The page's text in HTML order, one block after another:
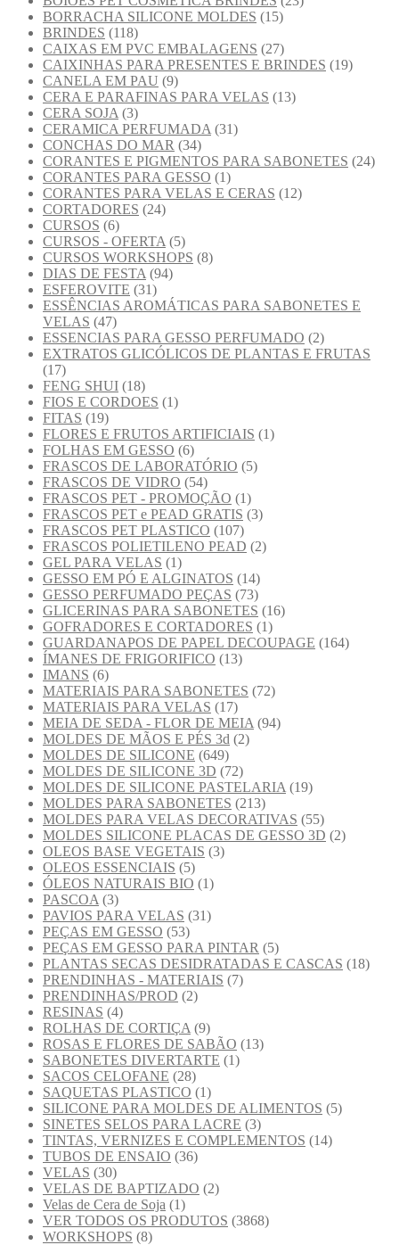
BORRACHA SILICONE MOLDES (15)
BRINDES (118)
CAIXAS EM PVC EMBALAGENS (27)
CAIXINHAS PARA PRESENTES E BRINDES (19)
CANELA EM PAU (9)
CERA E PARAFINAS PARA VELAS (13)
CERA SOJA (3)
CERAMICA PERFUMADA (31)
CONCHAS DO MAR (34)
CORANTES E PIGMENTOS PARA SABONETES (24)
CORANTES PARA GESSO (1)
CORANTES PARA VELAS E CERAS (12)
CORTADORES (24)
CURSOS (6)
CURSOS - OFERTA (5)
CURSOS WORKSHOPS (8)
DIAS DE FESTA (94)
ESFEROVITE (31)
ESSÊNCIAS AROMÁTICAS PARA SABONETES E
VELAS (47)
ESSENCIAS PARA GESSO PERFUMADO (2)
EXTRATOS GLICÓLICOS DE PLANTAS E FRUTAS
(17)
FENG SHUI (18)
FIOS E CORDOES (1)
FITAS (19)
FLORES E FRUTOS ARTIFICIAIS (1)
FOLHAS EM GESSO (6)
FRASCOS DE LABORATÓRIO (5)
FRASCOS DE VIDRO (54)
FRASCOS PET - PROMOÇÃO (1)
FRASCOS PET e PEAD GRATIS (3)
FRASCOS PET PLASTICO (107)
FRASCOS POLIETILENO PEAD (2)
GEL PARA VELAS (1)
GESSO EM PÓ E ALGINATOS (14)
GESSO PERFUMADO PEÇAS (73)
GLICERINAS PARA SABONETES (16)
GOFRADORES E CORTADORES (1)
GUARDANAPOS DE PAPEL DECOUPAGE (164)
ÍMANES DE FRIGORIFICO (13)
IMANS (6)
MATERIAIS PARA SABONETES (72)
MATERIAIS PARA VELAS (17)
MEIA DE SEDA - FLOR DE MEIA (94)
MOLDES DE MÃOS E PÉS 3d (2)
MOLDES DE SILICONE (649)
MOLDES DE SILICONE 3D (72)
MOLDES DE SILICONE PASTELARIA (19)
MOLDES PARA SABONETES (213)
MOLDES PARA VELAS DECORATIVAS (55)
MOLDES SILICONE PLACAS DE GESSO 3D (2)
OLEOS BASE VEGETAIS (3)
OLEOS ESSENCIAIS (5)
ÓLEOS NATURAIS BIO (1)
PASCOA (3)
PAVIOS PARA VELAS (31)
PEÇAS EM GESSO (53)
PEÇAS EM GESSO PARA PINTAR (5)
PLANTAS SECAS DESIDRATADAS E CASCAS (18)
PRENDINHAS - MATERIAIS (7)
PRENDINHAS/PROD (2)
RESINAS (4)
ROLHAS DE CORTIÇA (9)
ROSAS E FLORES DE SABÃO (13)
SABONETES DIVERTARTE (1)
SACOS CELOFANE (28)
SAQUETAS PLASTICO (1)
SILICONE PARA MOLDES DE ALIMENTOS (5)
SINETES SELOS PARA LACRE (3)
TINTAS, VERNIZES E COMPLEMENTOS (14)
TUBOS DE ENSAIO (36)
VELAS (30)
VELAS DE BAPTIZADO (2)
Velas de Cera de Soja (1)
VER TODOS OS PRODUTOS (3868)
WORKSHOPS (8)